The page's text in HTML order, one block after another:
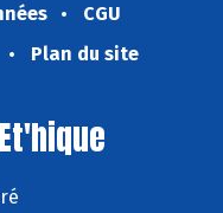
CGU
Plan du site